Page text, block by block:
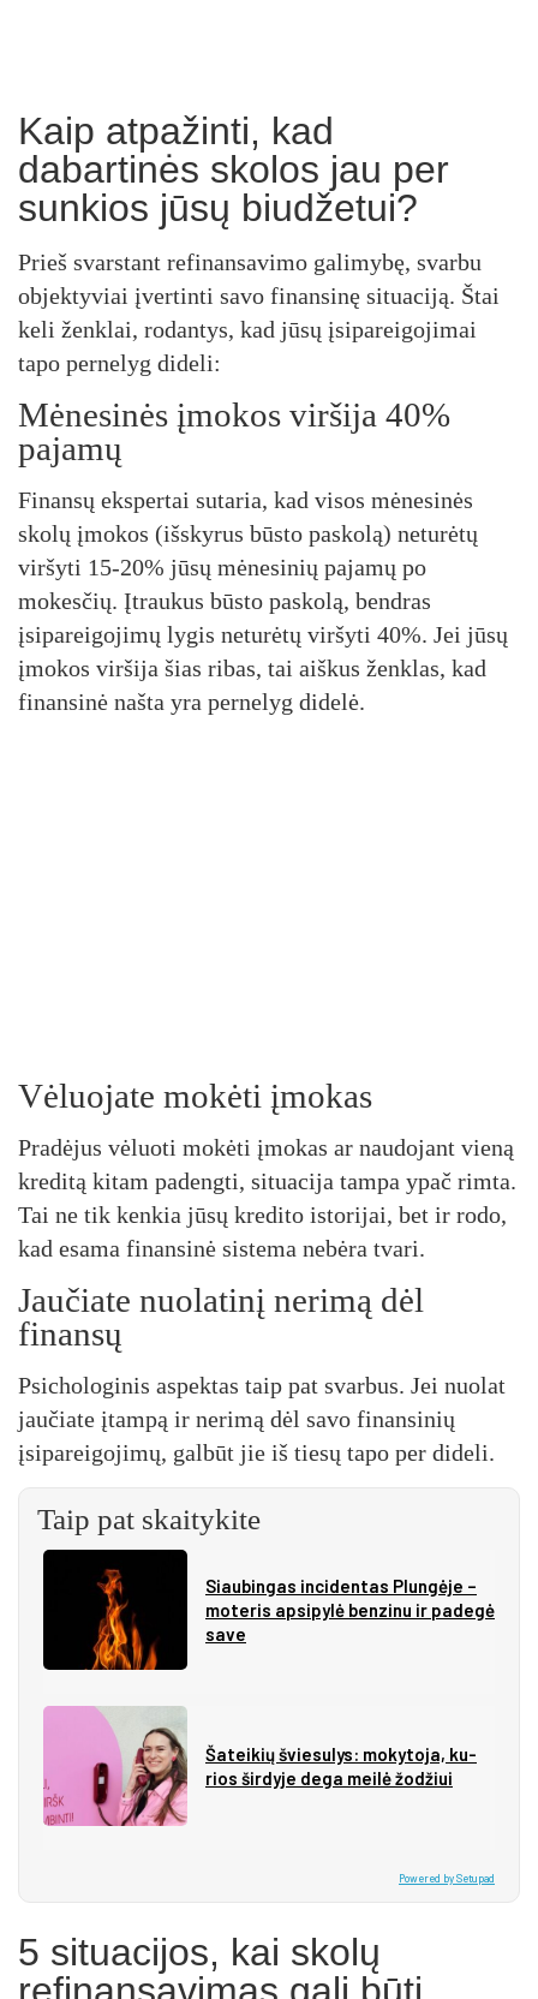
Kaip atpažinti, kad
dabartinės skolos jau per
sunkios jūsų biudžetui?
Prieš svarstant refinansavimo galimybę, svarbu
objektyviai įvertinti savo finansinę situaciją. Štai
keli ženklai, rodantys, kad jūsų įsipareigojimai
tapo pernelyg dideli:
Mėnesinės įmokos viršija 40%
pajamų
Finansų ekspertai sutaria, kad visos mėnesinės
skolų įmokos (išskyrus būsto paskolą) neturėtų
viršyti 15-20% jūsų mėnesinių pajamų po
mokesčių. Įtraukus būsto paskolą, bendras
įsipareigojimų lygis neturėtų viršyti 40%. Jei jūsų
įmokos viršija šias ribas, tai aiškus ženklas, kad
finansinė našta yra pernelyg didelė.
Vėluojate mokėti įmokas
Pradėjus vėluoti mokėti įmokas ar naudojant vieną
kreditą kitam padengti, situacija tampa ypač rimta.
Tai ne tik kenkia jūsų kredito istorijai, bet ir rodo,
kad esama finansinė sistema nebėra tvari.
Jaučiate nuolatinį nerimą dėl
finansų
Psichologinis aspektas taip pat svarbus. Jei nuolat
jaučiate įtampą ir nerimą dėl savo finansinių
įsipareigojimų, galbūt jie iš tiesų tapo per dideli.
Taip pat skaitykite
Siau­bin­gas in­ci­den­tas Plun­gė­je –
mo­te­ris ap­si­py­lė ben­zi­nu ir pa­de­gė
sa­ve
Ša­tei­kių švie­su­lys: mo­ky­to­ja, ku­
rios šir­dy­je de­ga mei­lė žo­džiui
Powered by Setupad
5 situacijos, kai skolų